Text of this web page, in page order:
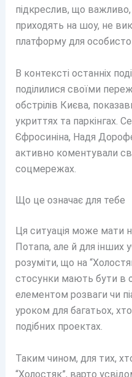
підкреслив, що важливо,
приходять на шоу, не
платформу для
В контексті останніх
поділилися своїми
обстрілів Києва,
укриттях та паркінгах.
Єфросиніна, Надя
активно коментували
соцмережах.
Що це означає для тебе
Ця ситуація може мати
Потапа, але й для інших
розуміти, що на
стосунки мають бути в
елементом розваги чи
уроком для багатьох,
подібних проектах.
Таким чином, для тих,
“Холостяк”, варто